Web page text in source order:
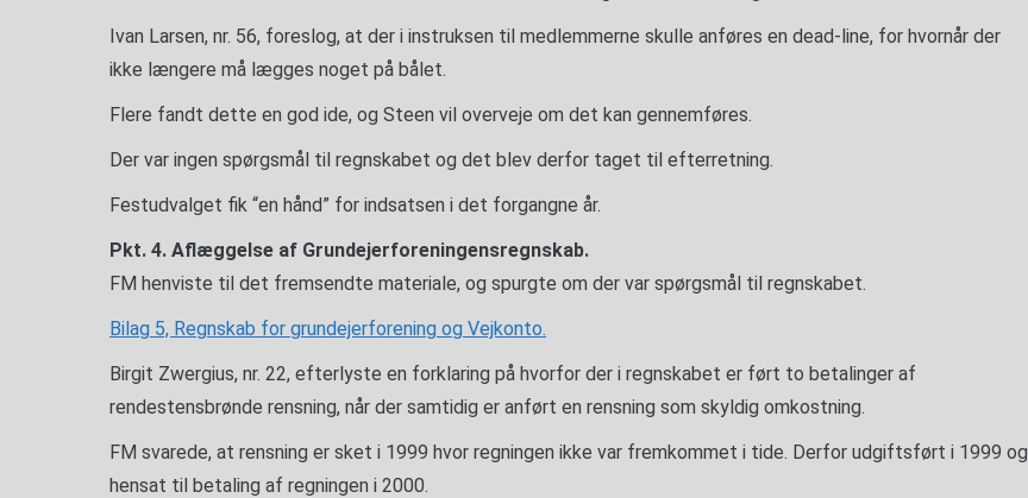
Ivan Larsen, nr. 56, foreslog, at der i instruksen til medlemmerne skulle anføres en dead-line, for hvornår der
ikke længere må lægges noget på bålet.
Flere fandt dette en god ide, og Steen vil overveje om det kan gennemføres.
Der var ingen spørgsmål til regnskabet og det blev derfor taget til efterretning.
Festudvalget fik “en hånd” for indsatsen i det forgangne år.
Pkt. 4. Aflæggelse af Grundejerforeningensregnskab.
FM henviste til det fremsendte materiale, og spurgte om der var spørgsmål til regnskabet.
Bilag 5, Regnskab for grundejerforening og Vejkonto.
Birgit Zwergius, nr. 22, efterlyste en forklaring på hvorfor der i regnskabet er ført to betalinger af
rendestensbrønde rensning, når der samtidig er anført en rensning som skyldig omkostning.
FM svarede, at rensning er sket i 1999 hvor regningen ikke var fremkommet i tide. Derfor udgiftsført i 1999 og
hensat til betaling af regningen i 2000.